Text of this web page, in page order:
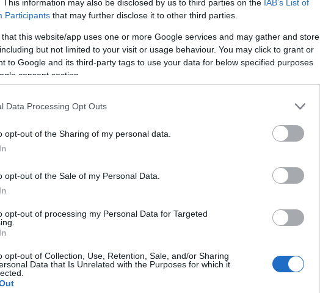
This information may also be disclosed by us to third parties on the IAB’s List of
Participants that may further disclose it to other third parties.
that this website/app uses one or more Google services and may gather and store
but not limited to your visit or usage behaviour. You may click to grant or
to Google and its third-party tags to use your data for below specified purposes
consent section.
Data Processing Opt Outs
opt-out of the Sharing of my personal data.
opt-out of the Sale of my Personal Data.
opt-out of processing my Personal Data for Targeted
opt-out of Collection, Use, Retention, Sale, and/or Sharing
Data that Is Unrelated with the Purposes for which it
του;
Η μουσική ήταν στη ζωή μου από
λύρα επαγγελματικά
τέτοιου είδους events. Από τότε μου έχει
το οποίο όσο μεγάλωνα ήθελα να το
να πω ότι το χω. Μ’ αρέσει, για να
και λύρα».
Tweet Send